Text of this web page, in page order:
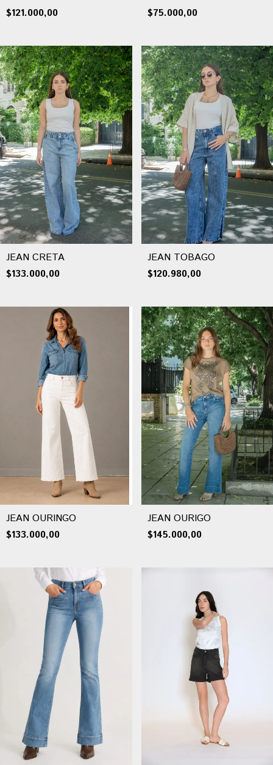
$121.000,00 $75.000,00
JEAN CRETA
$133.000,00
JEAN TOBAGO
$120.980,00
JEAN OURINGO
$133.000,00
JEAN OURIGO
$145.000,00